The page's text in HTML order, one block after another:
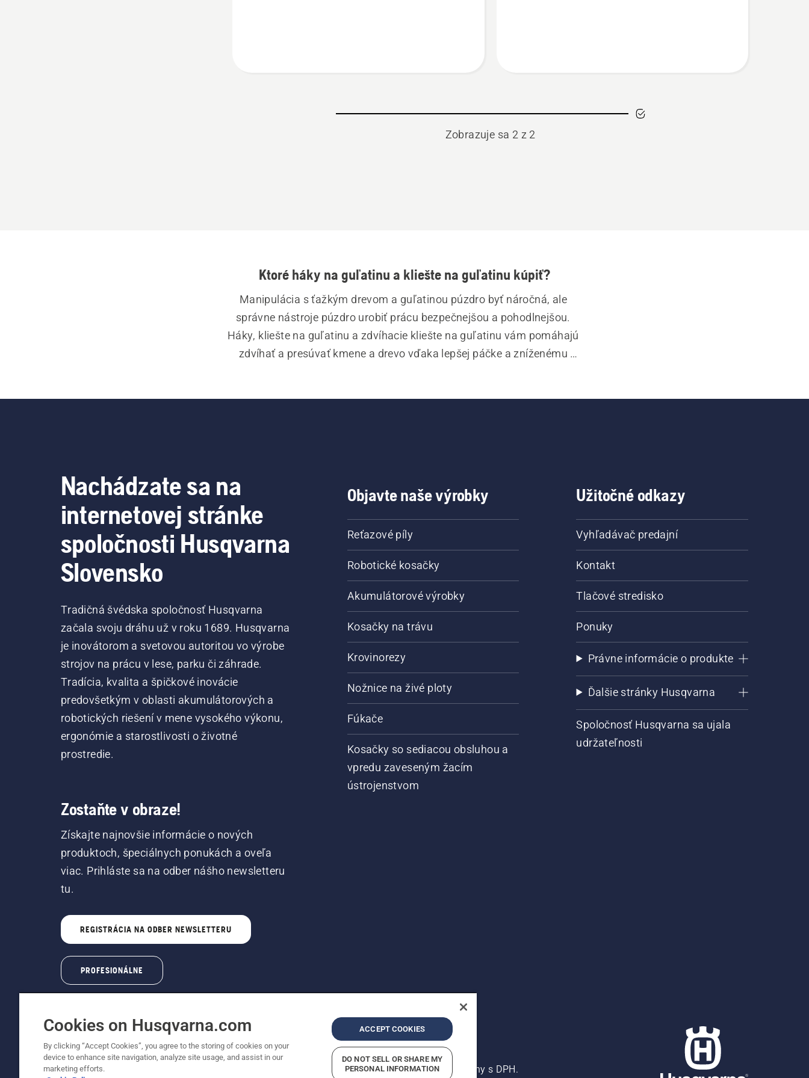
Zobrazuje sa 2 z 2
Ktoré háky na guľatinu a kliešte na guľatinu kúpiť?
Manipulácia s ťažkým drevom a guľatinou púzdro byť náročná, ale
správne nástroje púzdro urobiť prácu bezpečnejšou a pohodlnejšou.
Háky, kliešte na guľatinu a zdvíhacie kliešte na guľatinu vám pomáhajú
zdvíhať a presúvať kmene a drevo vďaka lepšej páčke a zníženému
Nachádzate sa na
internetovej stránke
spoločnosti Husqvarna
Slovensko
Tradičná švédska spoločnosť Husqvarna
začala svoju dráhu už v roku 1689. Husqvarna
je inovátorom a svetovou autoritou vo výrobe
strojov na prácu v lese, parku či záhrade.
Tradícia, kvalita a špičkové inovácie
predovšetkým v oblasti akumulátorových a
robotických riešení v mene vysokého výkonu,
ergonómie a starostlivosti o životné
prostredie.
Zostaňte v obraze!
Získajte najnovšie informácie o nových
produktoch, špeciálnych ponukách a oveľa
viac. Prihláste sa na odber nášho newsletteru
tu.
REGISTRÁCIA NA ODBER NEWSLETTERU
PROFESIONÁLNE
Objavte naše výrobky
Reťazové píly
Robotické kosačky
Akumulátorové výrobky
Kosačky na trávu
Krovinorezy
Nožnice na živé ploty
Fúkače
Kosačky so sediacou obsluhou a
vpredu zaveseným žacím
ústrojenstvom
Užitočné odkazy
Vyhľadávač predajní
Kontakt
Tlačové stredisko
Ponuky
Právne informácie o produkte
Ďalšie stránky Husqvarna
Spoločnosť Husqvarna sa ujala
udržateľnosti
© Husqvarna AB (publ). Všetky práva vyhradené. Zobrazené ceny sú odporúčané predajné ceny s DPH.
Cookies on Husqvarna.com
By clicking “Accept Cookies”, you agree to the storing of cookies on your
device to enhance site navigation, analyze site usage, and assist in our
marketing efforts.
ACCEPT COOKIES
DO NOT SELL OR SHARE MY
PERSONAL INFORMATION